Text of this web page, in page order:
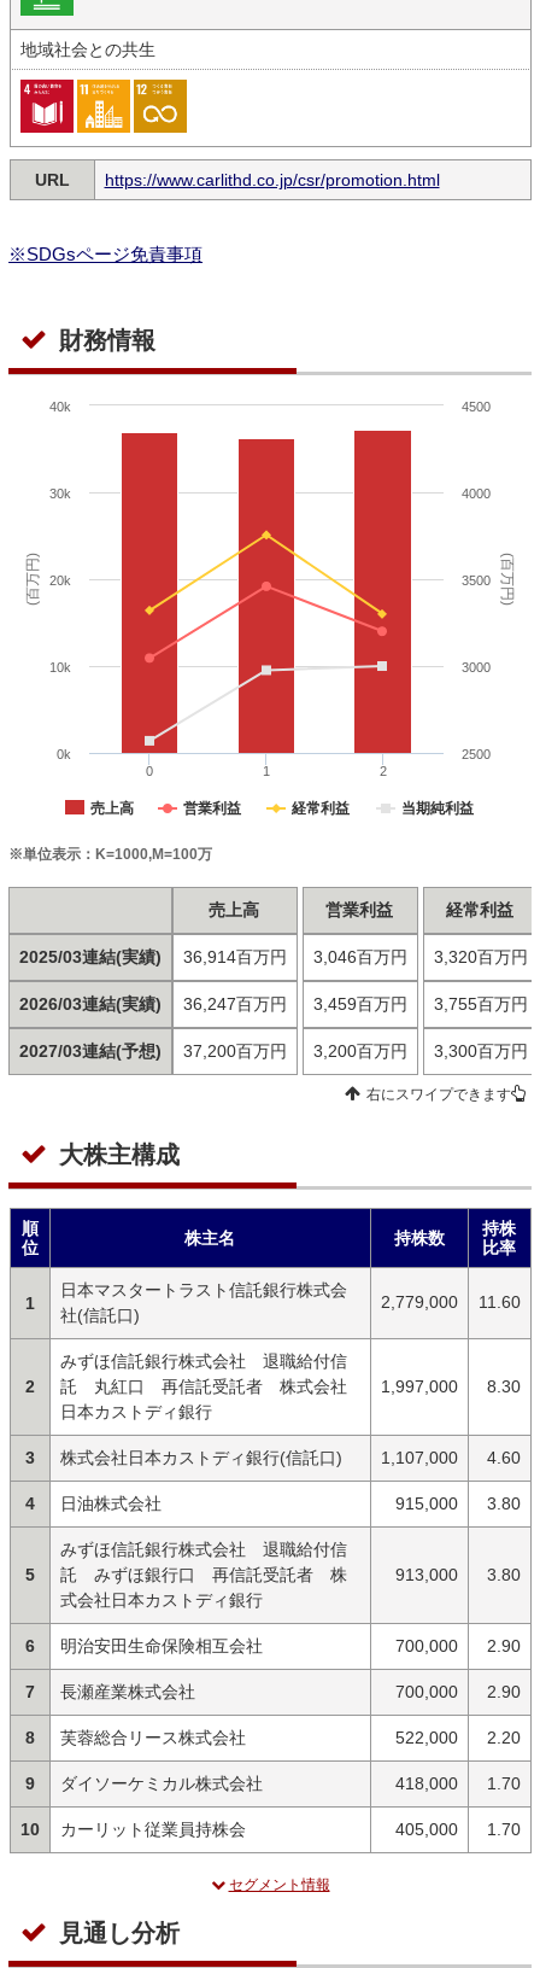
地域社会との共生
URL https://www.carlithd.co.jp/csr/promotion.html
※SDGsページ免責事項
財務情報
(百万円) (百万円)
売上高 営業利益 経常利益 当期純利益
0 1 2
0k
10k
20k
30k
40k
2500
3000
3500
4000
4500
※単位表示：K=1000,M=100万
2025/03連結(実績)
2026/03連結(実績)
2027/03連結(予想)
売上高
36,914百万円
36,247百万円
37,200百万円
営業利益
3,046百万円
3,459百万円
3,200百万円
経常利益
3,320百万円
3,755百万円
3,300百万円
右にスワイプできます
大株主構成
順
位
株主名 持株数
持株
比率
1
日本マスタートラスト信託銀行株式会
社(信託口)
2,779,000 11.60
2
みずほ信託銀行株式会社 退職給付信
託 丸紅口 再信託受託者 株式会社
日本カストディ銀行
1,997,000 8.30
3 株式会社日本カストディ銀行(信託口) 1,107,000 4.60
4 日油株式会社 915,000 3.80
5
みずほ信託銀行株式会社 退職給付信
託 みずほ銀行口 再信託受託者 株
式会社日本カストディ銀行
913,000 3.80
6 明治安田生命保険相互会社 700,000 2.90
7 長瀬産業株式会社 700,000 2.90
8 芙蓉総合リース株式会社 522,000 2.20
9 ダイソーケミカル株式会社 418,000 1.70
10 カーリット従業員持株会 405,000 1.70
セグメント情報
見通し分析